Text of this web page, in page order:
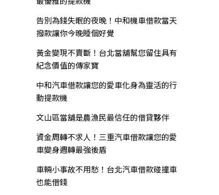
告別為錢失眠的夜晚！中和機車借款當天
撥款讓你今晚睡個好覺
黃金變現不賣斷！台北當舖幫您留住具有
紀念價值的傳家寶
中和汽車借款讓您的愛車化身為靈活的行
動提款機
文山區當舖是農漁民最信任的借貸夥伴
資金周轉不求人！三重汽車借款讓您的愛
車變身週轉最強後盾
車輛小事故不用愁！台北汽車借款碰撞車
也能借錢